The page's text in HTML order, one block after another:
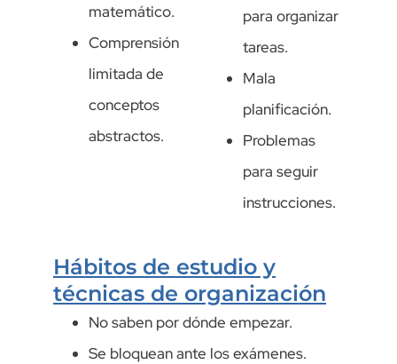
matemático.
Comprensión
limitada de
conceptos
abstractos.
para organizar
tareas.
Mala
planificación.
Problemas
para seguir
instrucciones.
Hábitos de estudio y
técnicas de organización
No saben por dónde empezar.
Se bloquean ante los exámenes.